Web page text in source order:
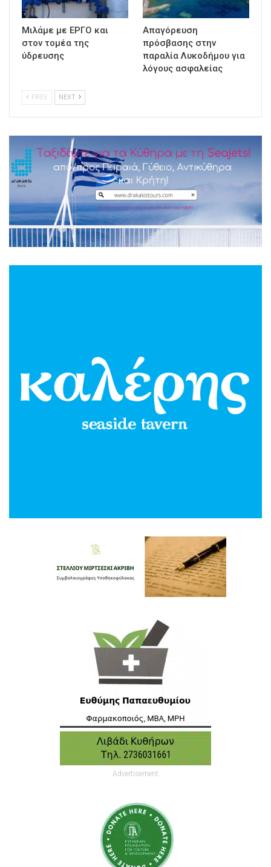
Μιλάμε με ΕΡΓΟ και
στον τομέα της
ύδρευσης
Απαγόρευση
πρόσβασης στην
παραλία Λυκοδήμου για
λόγους ασφαλείας
PREV NEXT
Advertisement